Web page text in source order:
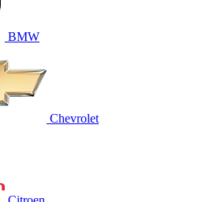
BMW
Chevrolet